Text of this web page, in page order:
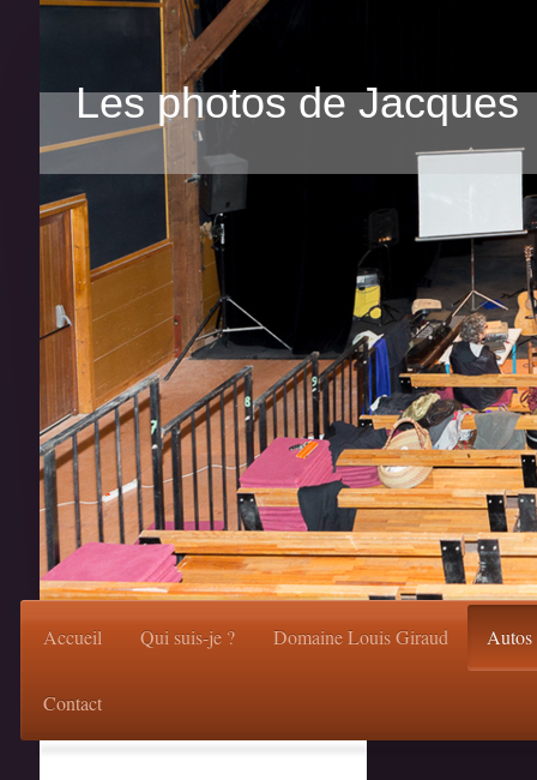
Les photos de Jacques
Accueil Qui suis-je ? Domaine Louis Giraud Autos
Contact